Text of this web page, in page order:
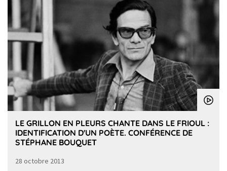
LE GRILLON EN PLEURS CHANTE DANS LE FRIOUL :
IDENTIFICATION D'UN POÈTE. CONFÉRENCE DE
STÉPHANE BOUQUET
28 octobre 2013